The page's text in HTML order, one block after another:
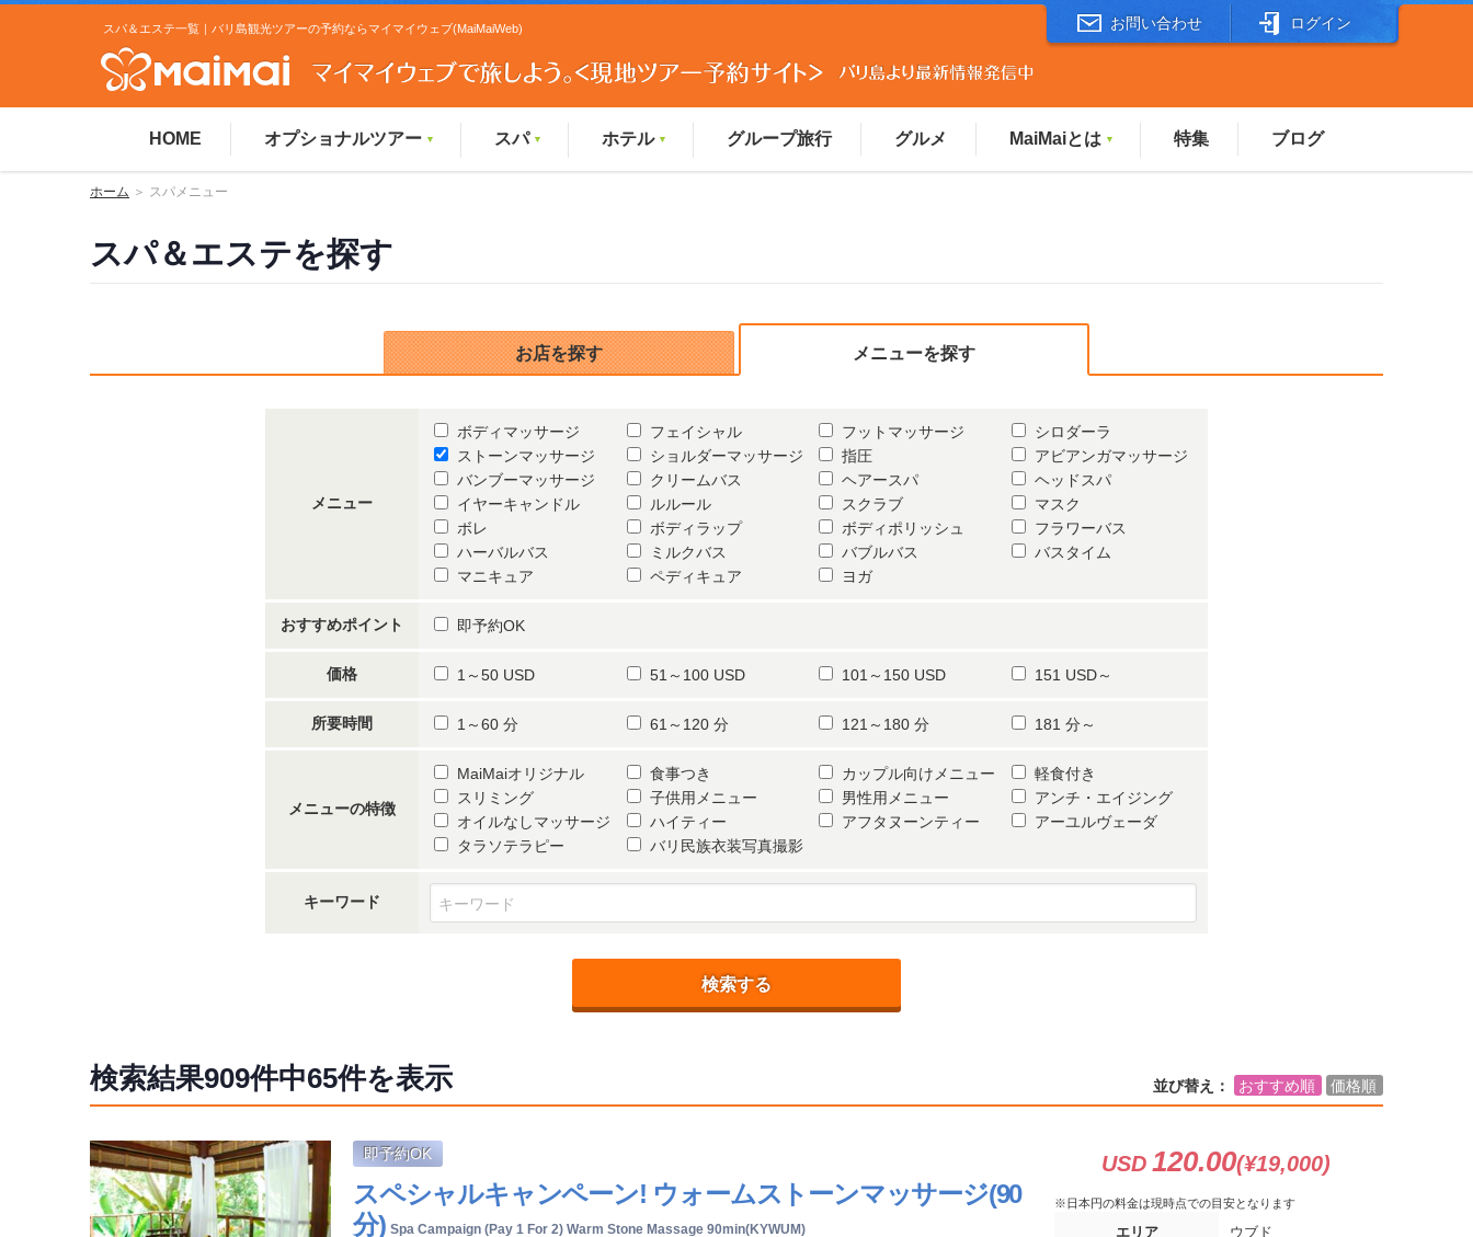
お問い合わせ ログイン
スパ＆エステ一覧｜バリ島観光ツアーの予約ならマイマイウェブ(MaiMaiWeb)
HOME オプショナルツアー ▼ スパ ▼ ホテル ▼ グループ旅行 グルメ MaiMaiとは ▼ 特集 ブログ
ホーム ＞ スパメニュー
スパ＆エステを探す
お店を探す メニューを探す
メニュー
ボディマッサージ フェイシャル フットマッサージ
シロダーラ
ストーンマッサージ
ショルダーマッサージ 指圧
アビアンガマッサージ
バンブーマッサージ
クリームバス ヘアースパ
ヘッドスパ
イヤーキャンドル
ルルール スクラブ
マスク
ボレ
ボディラップ ボディポリッシュ
フラワーバス
ハーバルバス
ミルクバス バブルバス
バスタイム
マニキュア
ペディキュア ヨガ
おすすめポイント 即予約OK
価格 1～50 USD 51～100 USD 101～150 USD 151 USD～
所要時間 1～60 分 61～120 分 121～180 分 181 分～
メニューの特徴
MaiMaiオリジナル 食事つき カップル向けメニュー
軽食付き
スリミング
子供用メニュー 男性用メニュー
アンチ・エイジング
オイルなしマッサージ
ハイティー アフタヌーンティー
アーユルヴェーダ
タラソテラピー
バリ民族衣装写真撮影
キーワード
検索する
検索結果909件中65件を表示 並び替え： おすすめ順 価格順
即予約OK
スペシャルキャンペーン! ウォームストーンマッサージ(90
分) Spa Campaign (Pay 1 For 2) Warm Stone Massage 90min(KYWUM)
USD 120.00(¥19,000)
※日本円の料金は現時点での目安となります
エリア ウブド